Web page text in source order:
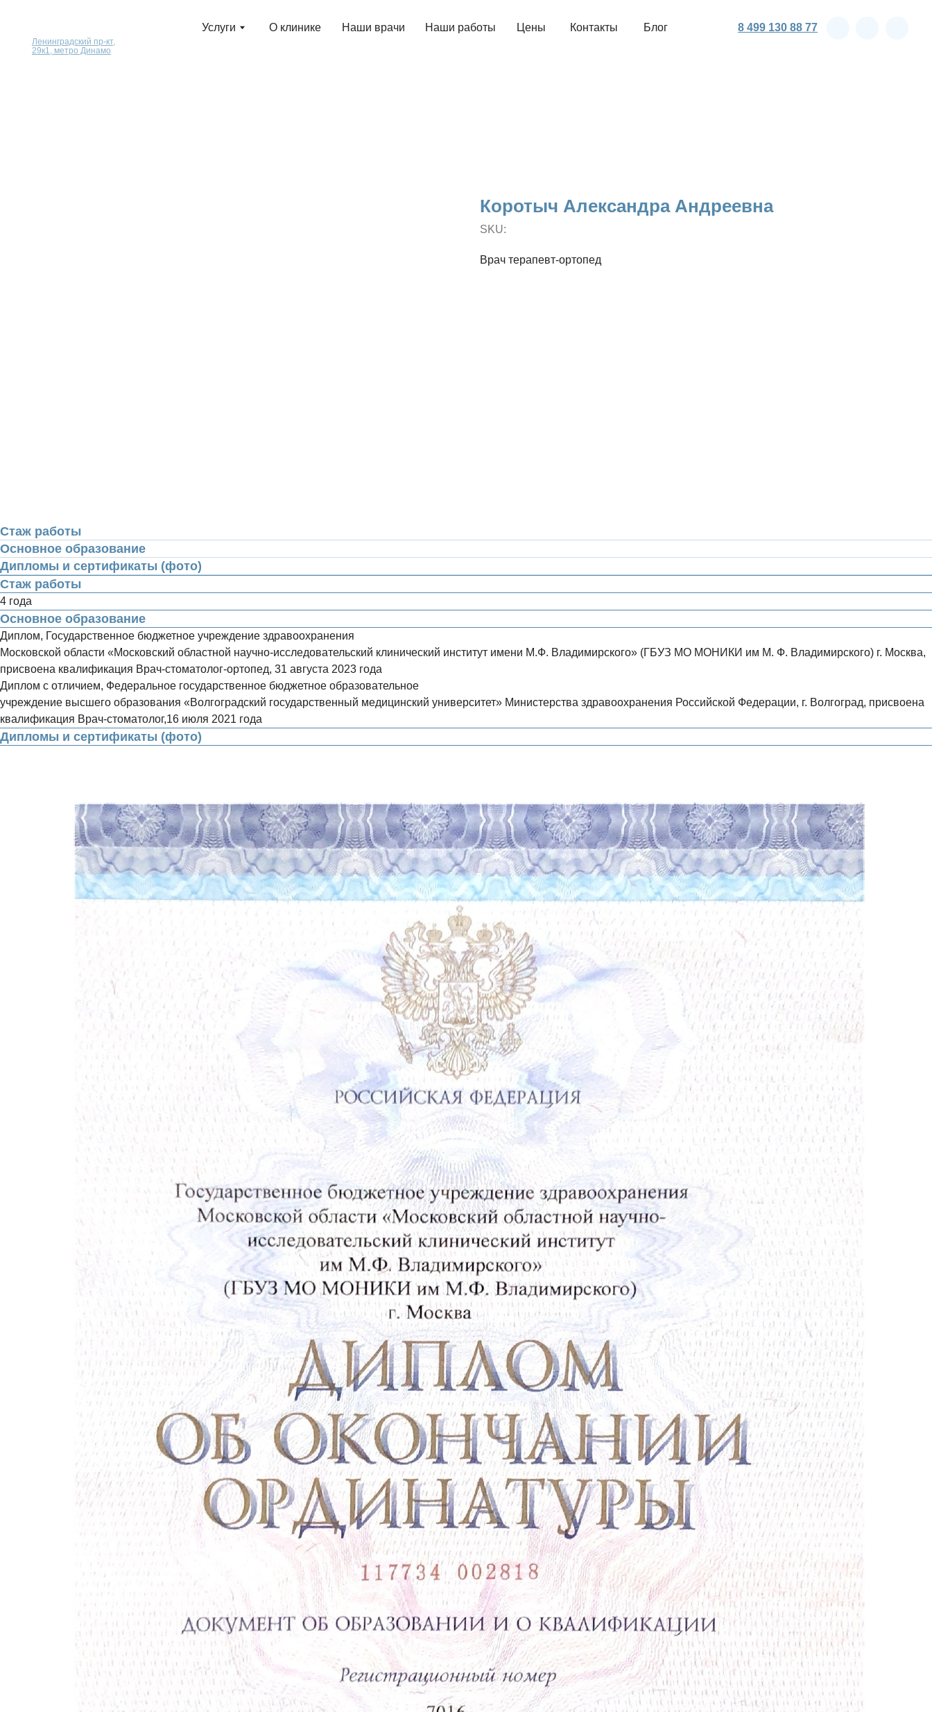
Ленинградский пр-кт,
29к1, метро Динамо
8 499 130 88 77
Блог
Контакты
Цены
Наши работы
Наши врачи
О клинике
Услуги 8 499 130 88 77
Блог
Контакты
Цены
Наши работы
Наши врачи
О клинике
Услуги
Коротыч Александра Андреевна
SKU:
Врач терапевт-ортопед
Стаж работы
Основное образование
Дипломы и сертификаты (фото)
Стаж работы
4 года
Основное образование
Диплом, Государственное бюджетное учреждение здравоохранения
Московской области «Московский областной научно-исследовательский клинический институт имени М.Ф. Владимирского» (ГБУЗ МО МОНИКИ им М. Ф. Владимирского) г. Москва,
присвоена квалификация Врач-стоматолог-ортопед, 31 августа 2023 года
Диплом с отличием, Федеральное государственное бюджетное образовательное
учреждение высшего образования «Волгоградский государственный медицинский университет» Министерства здравоохранения Российской Федерации, г. Волгоград, присвоена
квалификация Врач-стоматолог,16 июля 2021 года
Дипломы и сертификаты (фото)